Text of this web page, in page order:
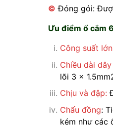
© Đóng gói:
Ưu điểm ổ cắm
Công suất
Chiều dài
lõi 3 x
Chịu và đập:
Chấu đồng:
kém như các